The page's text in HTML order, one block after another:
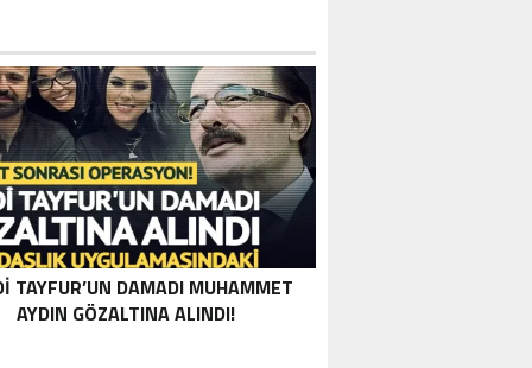
TAYFUR’UN DAMADI MUHAMMET
AYDIN GÖZALTINA ALINDI!